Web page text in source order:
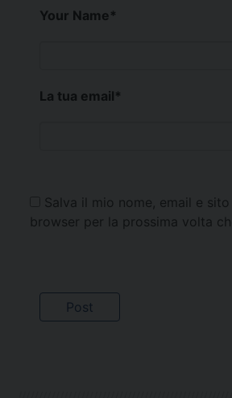
Your Name*
La tua email*
Salva il mio nome, email e
browser per la prossima volta